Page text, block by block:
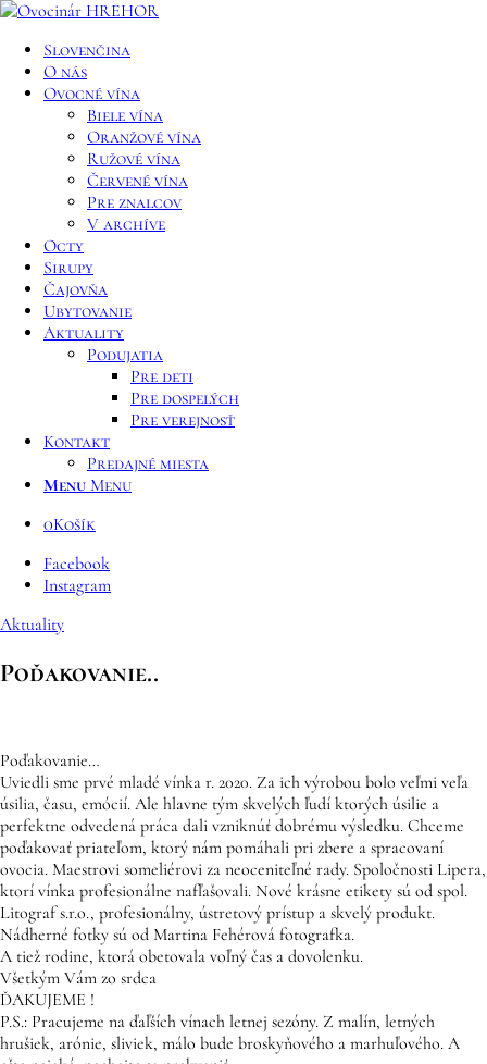
Slovenčina
O nás
Ovocné vína
Biele vína
Oranžové vína
Ružové vína
Červené vína
Pre znalcov
V archíve
Octy
Sirupy
Čajovňa
Ubytovanie
Aktuality
Podujatia
Pre deti
Pre dospelých
Pre verejnosť
Kontakt
Predajné miesta
Menu Menu
0Košík
Facebook
Instagram
Aktuality
Poďakovanie..
Poďakovanie…
Uviedli sme prvé mladé vínka r. 2020. Za ich výrobou bolo veľmi veľa
úsilia, času, emócií. Ale hlavne tým skvelých ľudí ktorých úsilie a
perfektne odvedená práca dali vzniknúť dobrému výsledku. Chceme
poďakovať priateľom, ktorý nám pomáhali pri zbere a spracovaní
ovocia. Maestrovi someliérovi za neoceniteľné rady. Spoločnosti Lipera,
ktorí vínka profesionálne nafľašovali. Nové krásne etikety sú od spol.
Litograf s.r.o., profesionálny, ústretový prístup a skvelý produkt.
Nádherné fotky sú od Martina Fehérová fotografka.
A tiež rodine, ktorá obetovala voľný čas a dovolenku.
Všetkým Vám zo srdca
ĎAKUJEME !
P.S.: Pracujeme na ďaľších vínach letnej sezóny. Z malín, letných
hrušiek, arónie, sliviek, málo bude broskyňového a marhuľového. A